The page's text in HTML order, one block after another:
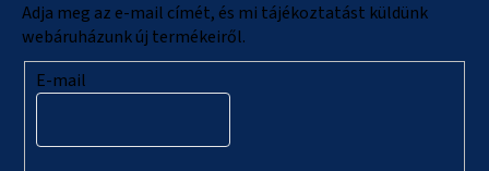
Adja meg az e-mail címét, és mi tájékoztatást küldünk
webáruházunk új termékeiről.
E-mail